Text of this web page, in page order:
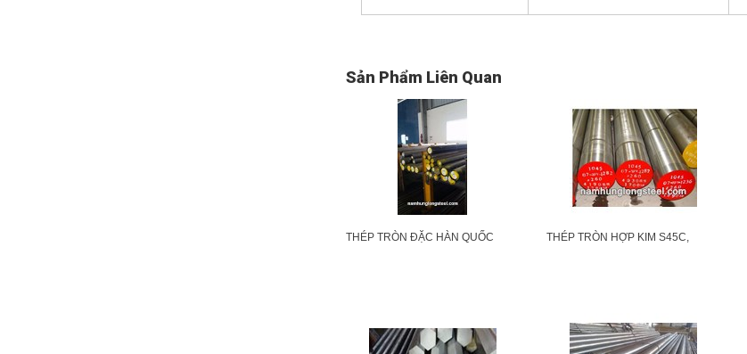
Sản Phẩm Liên Quan
THÉP TRÒN ĐẶC HÀN QUỐC
THÉP TRÒN HỢP KIM S45C,